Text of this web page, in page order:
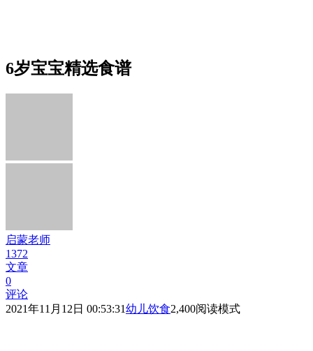
6岁宝宝精选食谱
启蒙老师
1372
文章
0
评论
2021年11月12日 00:53:31幼儿饮食2,400阅读模式